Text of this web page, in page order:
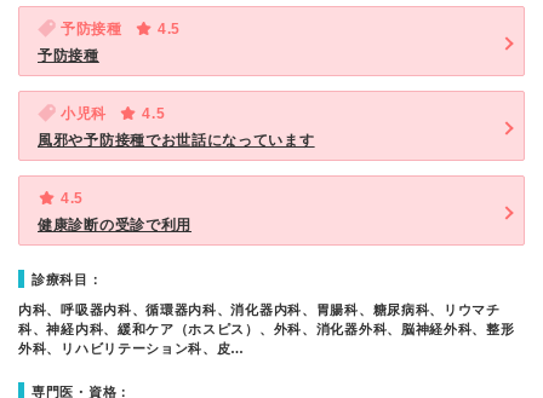
予防接種
4.5
予防接種
小児科
4.5
風邪や予防接種でお世話になっています
4.5
健康診断の受診で利用
診療科目：
内科、呼吸器内科、循環器内科、消化器内科、胃腸科、糖尿病科、リウマチ
科、神経内科、緩和ケア（ホスピス）、外科、消化器外科、脳神経外科、整形
外科、リハビリテーション科、皮…
専門医・資格：